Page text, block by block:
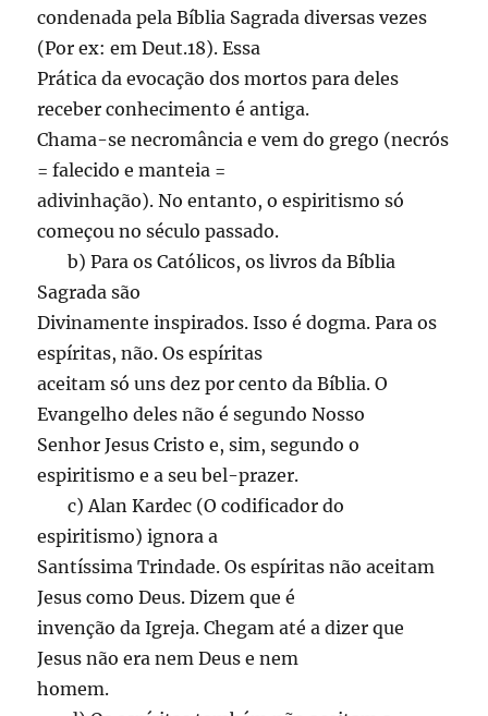
condenada pela Bíblia Sagrada diversas vezes
(Por ex: em Deut.18). Essa
Prática da evocação dos mortos para deles
receber conhecimento é antiga.
Chama-se necromância e vem do grego (necrós
= falecido e manteia =
adivinhação). No entanto, o espiritismo só
começou no século passado.
b) Para os Católicos, os livros da Bíblia
Sagrada são
Divinamente inspirados. Isso é dogma. Para os
espíritas, não. Os espíritas
aceitam só uns dez por cento da Bíblia. O
Evangelho deles não é segundo Nosso
Senhor Jesus Cristo e, sim, segundo o
espiritismo e a seu bel-prazer.
c) Alan Kardec (O codificador do
espiritismo) ignora a
Santíssima Trindade. Os espíritas não aceitam
Jesus como Deus. Dizem que é
invenção da Igreja. Chegam até a dizer que
Jesus não era nem Deus e nem
homem.